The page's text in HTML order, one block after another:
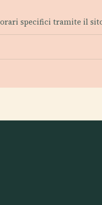
specifici tramite il